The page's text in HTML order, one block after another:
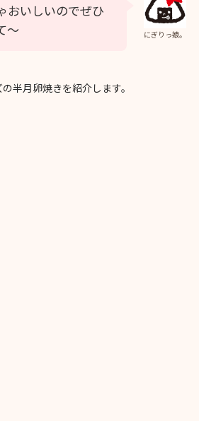
にぎりっ娘。
おいしいのでぜひ
〜
半月卵焼きを紹介します。